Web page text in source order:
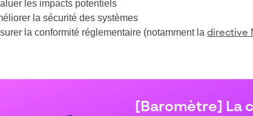
les impacts potentiels
la sécurité des systèmes
la conformité réglementaire (notamment ladirective
[Baromètre] La